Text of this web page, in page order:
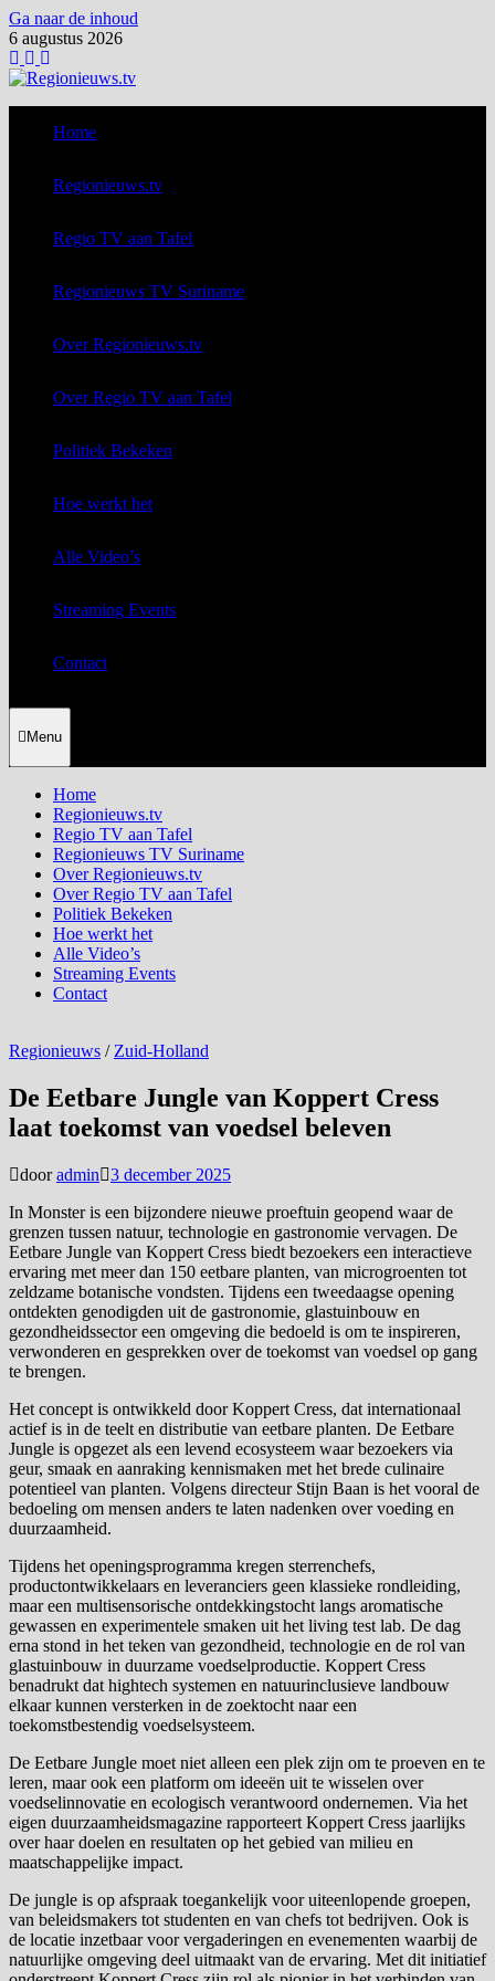
Ga naar de inhoud
6 augustus 2026
Home
Regionieuws.tv
Regio TV aan Tafel
Regionieuws TV Suriname
Over Regionieuws.tv
Over Regio TV aan Tafel
Politiek Bekeken
Hoe werkt het
Alle Video’s
Streaming Events
Contact
Menu
Home
Regionieuws.tv
Regio TV aan Tafel
Regionieuws TV Suriname
Over Regionieuws.tv
Over Regio TV aan Tafel
Politiek Bekeken
Hoe werkt het
Alle Video’s
Streaming Events
Contact
Regionieuws / Zuid-Holland
De Eetbare Jungle van Koppert Cress
laat toekomst van voedsel beleven
dooradmin
3 december 2025
In Monster is een bijzondere nieuwe proeftuin geopend waar de
grenzen tussen natuur, technologie en gastronomie vervagen. De
Eetbare Jungle van Koppert Cress biedt bezoekers een interactieve
ervaring met meer dan 150 eetbare planten, van microgroenten tot
zeldzame botanische vondsten. Tijdens een tweedaagse opening
ontdekten genodigden uit de gastronomie, glastuinbouw en
gezondheidssector een omgeving die bedoeld is om te inspireren,
verwonderen en gesprekken over de toekomst van voedsel op gang
te brengen.
Het concept is ontwikkeld door Koppert Cress, dat internationaal
actief is in de teelt en distributie van eetbare planten. De Eetbare
Jungle is opgezet als een levend ecosysteem waar bezoekers via
geur, smaak en aanraking kennismaken met het brede culinaire
potentieel van planten. Volgens directeur Stijn Baan is het vooral de
bedoeling om mensen anders te laten nadenken over voeding en
duurzaamheid.
Tijdens het openingsprogramma kregen sterrenchefs,
productontwikkelaars en leveranciers geen klassieke rondleiding,
maar een multisensorische ontdekkingstocht langs aromatische
gewassen en experimentele smaken uit het living test lab. De dag
erna stond in het teken van gezondheid, technologie en de rol van
glastuinbouw in duurzame voedselproductie. Koppert Cress
benadrukt dat hightech systemen en natuurinclusieve landbouw
elkaar kunnen versterken in de zoektocht naar een
toekomstbestendig voedselsysteem.
De Eetbare Jungle moet niet alleen een plek zijn om te proeven en te
leren, maar ook een platform om ideeën uit te wisselen over
voedselinnovatie en ecologisch verantwoord ondernemen. Via het
eigen duurzaamheidsmagazine rapporteert Koppert Cress jaarlijks
over haar doelen en resultaten op het gebied van milieu en
maatschappelijke impact.
De jungle is op afspraak toegankelijk voor uiteenlopende groepen,
van beleidsmakers tot studenten en van chefs tot bedrijven. Ook is
de locatie inzetbaar voor vergaderingen en evenementen waarbij de
natuurlijke omgeving deel uitmaakt van de ervaring. Met dit initiatief